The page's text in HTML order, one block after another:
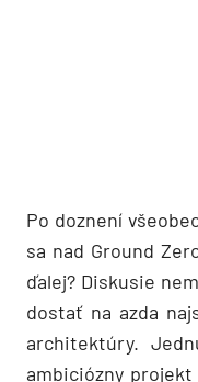
Po doznení
sa nad Ground
ďalej? Diskusie
dostať na azda
architektúry.
ambiciózny projekt